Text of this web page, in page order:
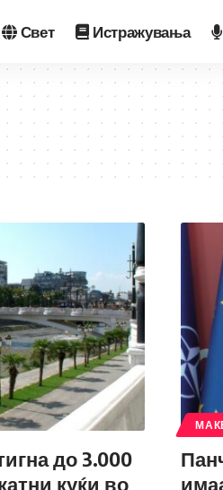
Свет Истражувања
до 3.000
куќи во